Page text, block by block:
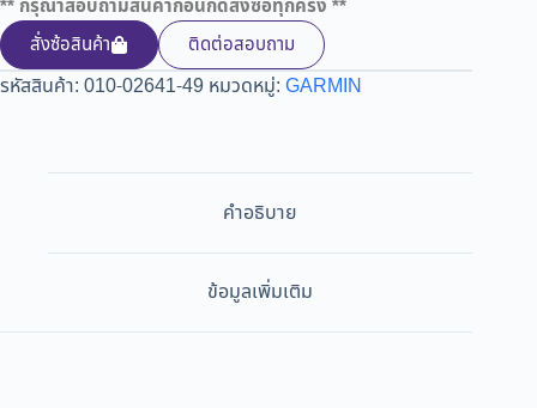
** กรุณาสอบถามสินค้าก่อนกดสั่งซื้อทุกครั้ง **
สั่งซ้อสินค้า
ติดต่อสอบถาม
รหัสสินค้า: 010-02641-49 หมวดหมู่: GARMIN
คำอธิบาย
ข้อมูลเพิ่มเติม